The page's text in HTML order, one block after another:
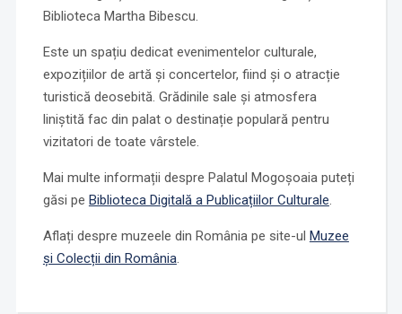
Biblioteca Martha Bibescu.
Este un spațiu dedicat evenimentelor culturale,
expozițiilor de artă și concertelor, fiind și o atracție
turistică deosebită. Grădinile sale și atmosfera
liniștită fac din palat o destinație populară pentru
vizitatori de toate vârstele.
Mai multe informații despre Palatul Mogoșoaia puteți
găsi pe Biblioteca Digitală a Publicațiilor Culturale.
Aflați despre muzeele din România pe site-ul Muzee
și Colecții din România.